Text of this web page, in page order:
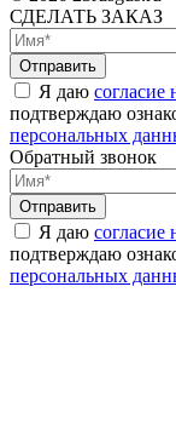
СДЕЛАТЬ ЗАКАЗ
Я даю согласие
подтверждаю
персональных
Обратный звонок
Я даю согласие
подтверждаю
персональных